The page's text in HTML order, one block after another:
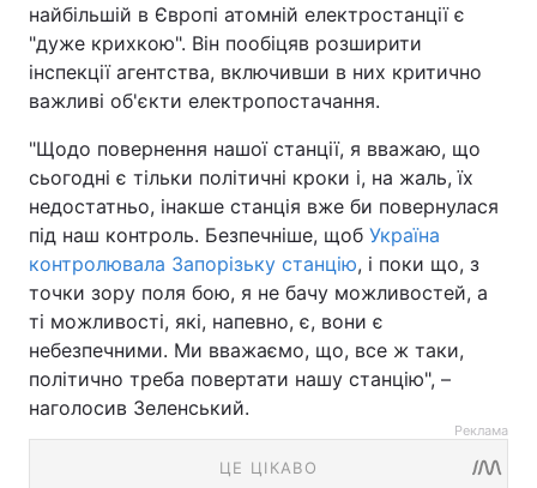
найбільшій в Європі атомній електростанції є
"дуже крихкою". Він пообіцяв розширити
інспекції агентства, включивши в них критично
важливі об'єкти електропостачання.
"Щодо повернення нашої станції, я вважаю, що
сьогодні є тільки політичні кроки і, на жаль, їх
недостатньо, інакше станція вже би повернулася
під наш контроль. Безпечніше, щоб Україна
контролювала Запорізьку станцію, і поки що, з
точки зору поля бою, я не бачу можливостей, а
ті можливості, які, напевно, є, вони є
небезпечними. Ми вважаємо, що, все ж таки,
політично треба повертати нашу станцію", –
наголосив Зеленський.
Реклама